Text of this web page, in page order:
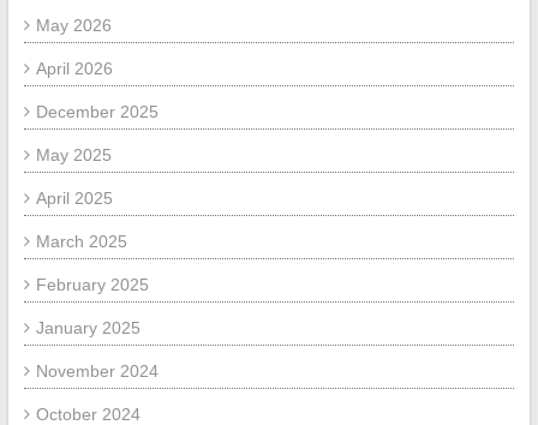
May 2026
April 2026
December 2025
May 2025
April 2025
March 2025
February 2025
January 2025
November 2024
October 2024